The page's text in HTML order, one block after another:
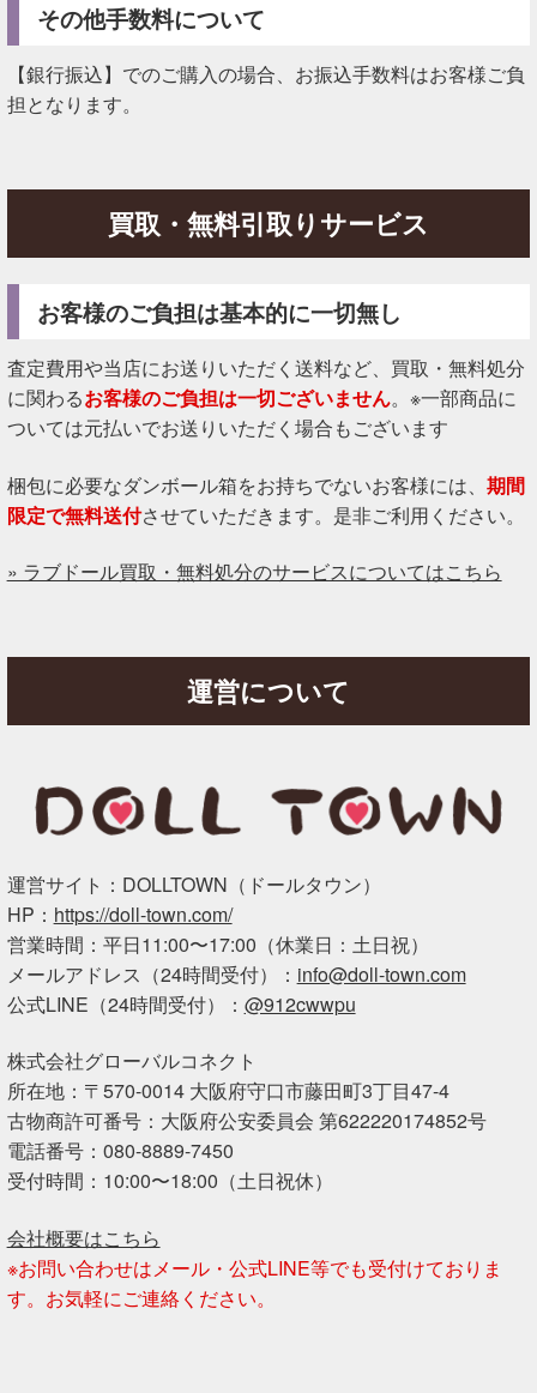
その他手数料について
【銀行振込】でのご購入の場合、お振込手数料はお客様ご負
担となります。
買取・無料引取りサービス
お客様のご負担は基本的に一切無し
査定費用や当店にお送りいただく送料など、買取・無料処分
に関わるお客様のご負担は一切ございません。※一部商品に
ついては元払いでお送りいただく場合もございます
梱包に必要なダンボール箱をお持ちでないお客様には、 期間
限定で無料送付させていただきます。是非ご利用ください。
» ラブドール買取・無料処分のサービスについてはこちら
運営について
運営サイト：DOLLTOWN（ドールタウン）
HP： https://doll-town.com/
営業時間：平日11:00〜17:00（休業日：土日祝）
メールアドレス（24時間受付）： info@doll-town.com
公式LINE（24時間受付）： @912cwwpu
株式会社グローバルコネクト
所在地：〒570-0014 大阪府守口市藤田町3丁目47-4
古物商許可番号：大阪府公安委員会 第622220174852号
電話番号：080-8889-7450
受付時間：10:00〜18:00（土日祝休）
会社概要はこちら
※お問い合わせはメール・公式LINE等でも受付けておりま
す。お気軽にご連絡ください。